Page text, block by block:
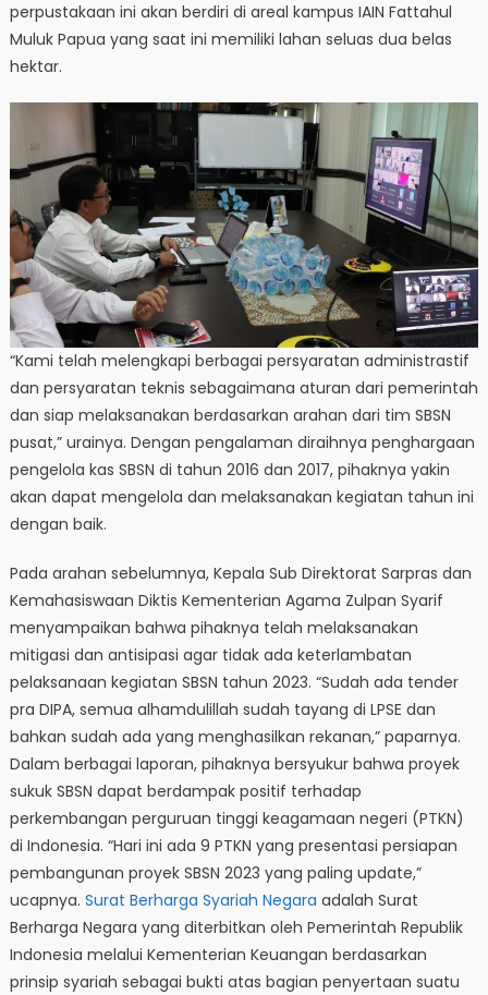
perpustakaan ini akan berdiri di areal kampus IAIN Fattahul
Muluk Papua yang saat ini memiliki lahan seluas dua belas
hektar.
“Kami telah melengkapi berbagai persyaratan administrastif
dan persyaratan teknis sebagaimana aturan dari pemerintah
dan siap melaksanakan berdasarkan arahan dari tim SBSN
pusat,” urainya. Dengan pengalaman diraihnya penghargaan
pengelola kas SBSN di tahun 2016 dan 2017, pihaknya yakin
akan dapat mengelola dan melaksanakan kegiatan tahun ini
dengan baik.
Pada arahan sebelumnya, Kepala Sub Direktorat Sarpras dan
Kemahasiswaan Diktis Kementerian Agama Zulpan Syarif
menyampaikan bahwa pihaknya telah melaksanakan
mitigasi dan antisipasi agar tidak ada keterlambatan
pelaksanaan kegiatan SBSN tahun 2023. “Sudah ada tender
pra DIPA, semua alhamdulillah sudah tayang di LPSE dan
bahkan sudah ada yang menghasilkan rekanan,” paparnya.
Dalam berbagai laporan, pihaknya bersyukur bahwa proyek
sukuk SBSN dapat berdampak positif terhadap
perkembangan perguruan tinggi keagamaan negeri (PTKN)
di Indonesia. “Hari ini ada 9 PTKN yang presentasi persiapan
pembangunan proyek SBSN 2023 yang paling update,”
ucapnya. Surat Berharga Syariah Negara adalah Surat
Berharga Negara yang diterbitkan oleh Pemerintah Republik
Indonesia melalui Kementerian Keuangan berdasarkan
prinsip syariah sebagai bukti atas bagian penyertaan suatu